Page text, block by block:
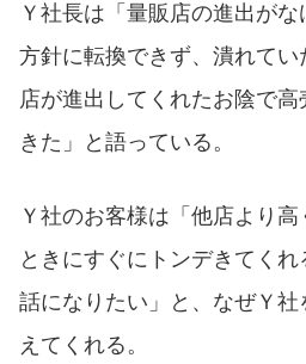
Ｙ社長は「量販店の進出が
方針に転換できず、潰れて
店が進出してくれたお陰で
きた」と語っている。
Ｙ社のお客様は「他店より
ときにすぐにトンデきてく
話になりたい」と、なぜＹ
えてくれる。